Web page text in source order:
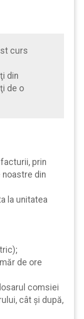
curs
din
de o
prin
din
la unitatea
de ore
comsiei
cât şi după,